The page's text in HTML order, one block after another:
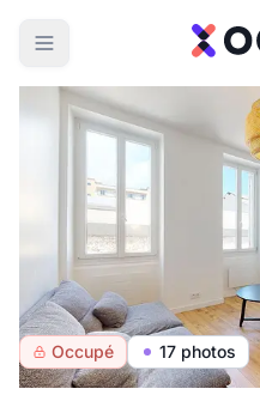
Occupé 17 photos